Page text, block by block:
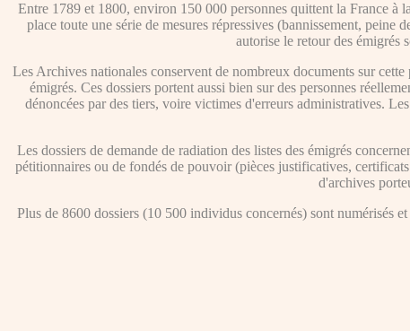
Entre 1789 et 1800, environ 150 000 personnes quittent la France à
place toute une série de mesures répressives (bannissement,
autorise le retour des émigrés
Les Archives nationales conservent de nombreux documents sur
émigrés. Ces dossiers portent aussi bien sur des personnes
dénoncées par des tiers, voire victimes d'erreurs administratives.
Les dossiers de demande de radiation des listes des émigrés
pétitionnaires ou de fondés de pouvoir (pièces justificatives,
d'archives
Plus de 8600 dossiers (10 500 individus concernés) sont numérisés